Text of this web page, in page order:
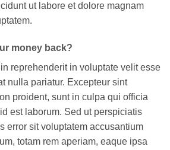
ut labore et dolore magnam
money back?
reprehenderit in voluptate velit esse
nulla pariatur. Excepteur sint
proident, sunt in culpa qui officia
est laborum. Sed ut perspiciatis
error sit voluptatem accusantium
totam rem aperiam, eaque ipsa